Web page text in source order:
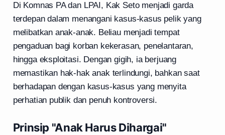
Di Komnas PA dan LPAI, Kak Seto menjadi garda
terdepan dalam menangani kasus-kasus pelik yang
melibatkan anak-anak. Beliau menjadi tempat
pengaduan bagi korban kekerasan, penelantaran,
hingga eksploitasi. Dengan gigih, ia berjuang
memastikan hak-hak anak terlindungi, bahkan saat
berhadapan dengan kasus-kasus yang menyita
perhatian publik dan penuh kontroversi.
Prinsip "Anak Harus Dihargai"